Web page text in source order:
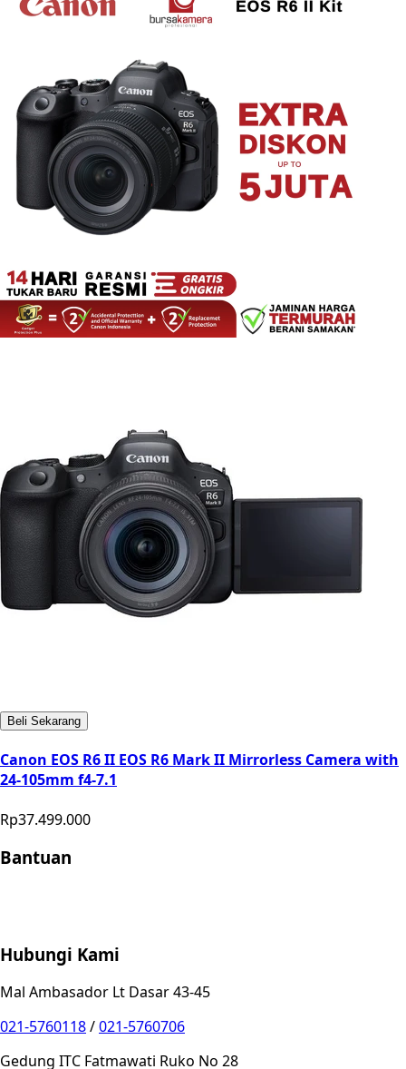
Beli Sekarang
Canon EOS R6 II EOS R6 Mark II Mirrorless Camera with
24-105mm f4-7.1
Rp37.499.000
Bantuan
Hubungi Kami
Mal Ambasador Lt Dasar 43-45
021-5760118/021-5760706
Gedung ITC Fatmawati Ruko No 28